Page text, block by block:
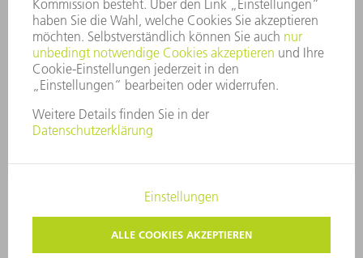
MAGAZINE
LIEFERANTEN
NACHHALTIGKEIT
UMWELT & KLIMA
SOZIALES & GESELLSCHAFT
UNTERNEHMENSFÜHRUNG
IMPRESSUM DATENSCHUTZ
COPYRIGHT
PRIVATSPHÄRE-EINSTELLUNGEN